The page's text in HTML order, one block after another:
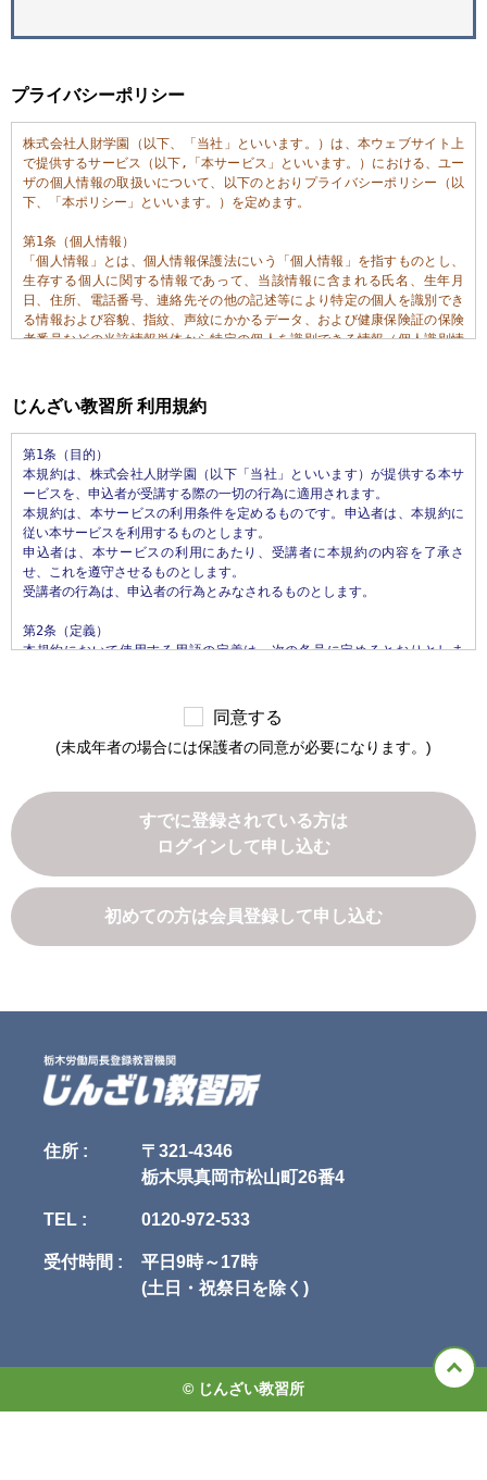
プライバシーポリシー
株式会社人財学園（以下、「当社」といいます。）は、本ウェブサイト上
で提供するサービス（以下,「本サービス」といいます。）における、ユー
ザの個人情報の取扱いについて、以下のとおりプライバシーポリシー（以
下、「本ポリシー」といいます。）を定めます。
第1条（個人情報）
「個人情報」とは、個人情報保護法にいう「個人情報」を指すものとし、
生存する個人に関する情報であって、当該情報に含まれる氏名、生年月
日、住所、電話番号、連絡先その他の記述等により特定の個人を識別でき
る情報および容貌、指紋、声紋にかかるデータ、および健康保険証の保険
者番号などの当該情報単体から特定の個人を識別できる情報（個人識別情
第2条（個人情報の収集方法）
当社は、ユーザが利用登録をする際に氏名、生年月日、住所、電話番号、
メールアドレス、銀行口座番号、運転免許証番号などの個人情報をお尋ね
することがあります。また、ユーザと提携先などとの間でなされたユーザ
の個人情報を含む取引記録や決済に関する情報を,当社の提携先（情報提供
元、広告主、広告配信先などを含みます。以下、｢提携先｣といいます。）
などから収集することがあります。
第3条（個人情報を収集・利用する目的）
当社が個人情報を収集・利用する目的は、以下のとおりです。
1.当社サービスの提供・運営のため
む）
3.ユーザが利用中のサービスの新機能、更新情報、キャンペーン等および
5.利用規約に違反したユーザや、不正・不当な目的でサービスを利用しよ
うとするユーザの特定をし、ご利用をお断りするため
6.ユーザにご自身の登録情報の閲覧や変更、削除、ご利用状況の閲覧を行
7.有料サービスにおいて、ユーザに利用料金を請求するため
8.上記の利用目的に付随する目的
第4条（利用目的の変更）
当社は、利用目的が変更前と関連性を有すると合理的に認められる場合に
限り、個人情報の利用目的を変更するものとします。
利用目的の変更を行った場合には、変更後の目的について、当社所定の方
法により、ユーザに通知し、または本ウェブサイト上に公表するものとし
ます。
1.人の生命、身体または財産の保護のために必要がある場合であって、本
人の同意を得ることが困難であるとき
2.公衆衛生の向上または児童の健全な育成の推進のために特に必要がある
3.国の機関もしくは地方公共団体またはその委託を受けた者が法令の定め
る事務を遂行することに対して協力する必要がある場合であって、本人の
同意を得ることにより当該事務の遂行に支障を及ぼすおそれがあるとき
届出をしたとき
2.第三者に提供されるデータの項目
3.第三者への提供の手段または方法
4.本人の求めに応じて個人情報の第三者への提供を停止すること
1.当社が利用目的の達成に必要な範囲内において個人情報の取扱いの全
部または一部を委託する場合
2.合併その他の事由による事業の承継に伴って個人情報が提供される場
じんざい教習所 利用規約
第1条（目的）
本規約は、株式会社人財学園（以下「当社」といいます）が提供する本サ
ービスを、申込者が受講する際の一切の行為に適用されます。
本規約は、本サービスの利用条件を定めるものです。申込者は、本規約に
従い本サービスを利用するものとします。
申込者は、本サービスの利用にあたり、受講者に本規約の内容を了承さ
せ、これを遵守させるものとします。
受講者の行為は、申込者の行為とみなされるものとします。
第2条（定義）
本規約において使用する用語の定義は、次の各号に定めるとおりとしま
2.「本サービス」　当社が運営するじんざい教習所（所在地: 栃木県真岡
市松山町26番4）において提供するすべてのサービスをいいます。なお、本
ス利用契約を締結された方をいいます。
4.「受講者」　申込者本人または担当者であって、実際に本サービスを利
用するすべての方をいいます。
5.「本サービス利用契約」　当社と申込者との間で締結される、本サービ
スの利用に関する契約をいいます。
第3条（本規約の範囲）
1. 当社が本規約に付帯関連して別途定める諸規約（以下「諸規約」といい
1. 当社は、当社の裁量により本規約を変更できるものとします。
2. 当社は、前項による本規約の変更にあたり、変更後の本規約の効力発生
日の1か月前 までに、本規約を変更する旨、および変更後の本規約の内容
子メールで通知します。
3. 変更後の本規約の効力発生日以降に、申込者または受講者が本サービス
を利用したときは、本規約の変更に同意したものとみなします。
第5条（当社提供情報）
ラム、テキストその他の教材、写真、イラスト類、画像、映像を含みます
がこれらに限られません。以下「当社提供情報」といいます）に関する、
著作権（著作権法第27条および第28条に定める権利を含みます。以下同
2. 当社は、当社提供情報について、その完全性、正確性、有用性、特定目
的適合性、第三者の権利の非侵害性等を一切、保証せず、またこれらを調
査する義務を負わないものとします。
3. 申込者および受講者は、当社提供情報を、当社の事前の承諾を得ること
同意する
(未成年者の場合には保護者の同意が必要になります。)
すでに登録されている方は
ログインして申し込む
初めての方は会員登録して申し込む
住所 :
〒321-4346
栃木県真岡市松山町26番4
TEL : 0120-972-533
受付時間 :
平日9時～17時
(土日・祝祭日を除く)
© じんざい教習所